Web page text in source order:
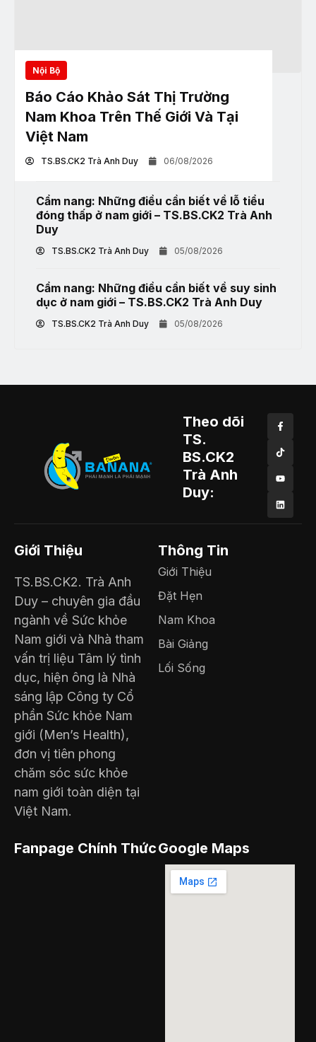
Nội Bộ
Báo Cáo Khảo Sát Thị Trường
Nam Khoa Trên Thế Giới Và Tại
Việt Nam
TS.BS.CK2 Trà Anh Duy 06/08/2026
Cẩm nang: Những điều cần biết về lỗ tiểu
đóng thấp ở nam giới – TS.BS.CK2 Trà Anh
Duy
TS.BS.CK2 Trà Anh Duy 05/08/2026
Cẩm nang: Những điều cần biết về suy sinh
dục ở nam giới – TS.BS.CK2 Trà Anh Duy
TS.BS.CK2 Trà Anh Duy 05/08/2026
Theo dõi
TS.
BS.CK2
Trà Anh
Duy:
Giới Thiệu
TS.BS.CK2. Trà Anh
Duy – chuyên gia đầu
ngành về Sức khỏe
Nam giới và Nhà tham
vấn trị liệu Tâm lý tình
dục, hiện ông là Nhà
sáng lập Công ty Cổ
phần Sức khỏe Nam
giới (Men’s Health),
đơn vị tiên phong
chăm sóc sức khỏe
nam giới toàn diện tại
Việt Nam.
Thông Tin
Giới Thiệu
Đặt Hẹn
Nam Khoa
Bài Giảng
Lối Sống
Fanpage Chính ThứcGoogle Maps